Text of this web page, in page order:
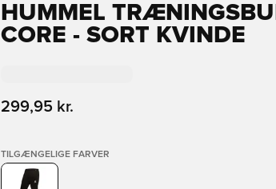
HUMMEL
CORE - SORT KVINDE
299,95 kr.
TILGÆNGELIGE FARVER